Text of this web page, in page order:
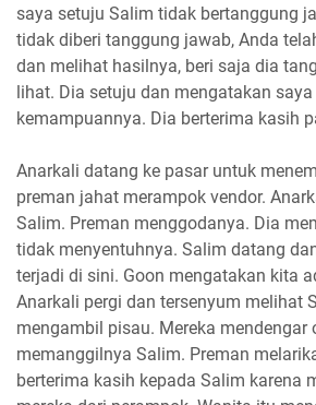
saya setuju Salim tidak bertanggung
tidak diberi tanggung jawab, Anda
dan melihat hasilnya, beri saja dia
lihat. Dia setuju dan mengatakan
kemampuannya. Dia berterima kasih
Anarkali datang ke pasar untuk
preman jahat merampok vendor.
Salim. Preman menggodanya. Dia
tidak menyentuhnya. Salim datang
terjadi di sini. Goon mengatakan kita
Anarkali pergi dan tersenyum melihat
mengambil pisau. Mereka mendengar
memanggilnya Salim. Preman
berterima kasih kepada Salim karena